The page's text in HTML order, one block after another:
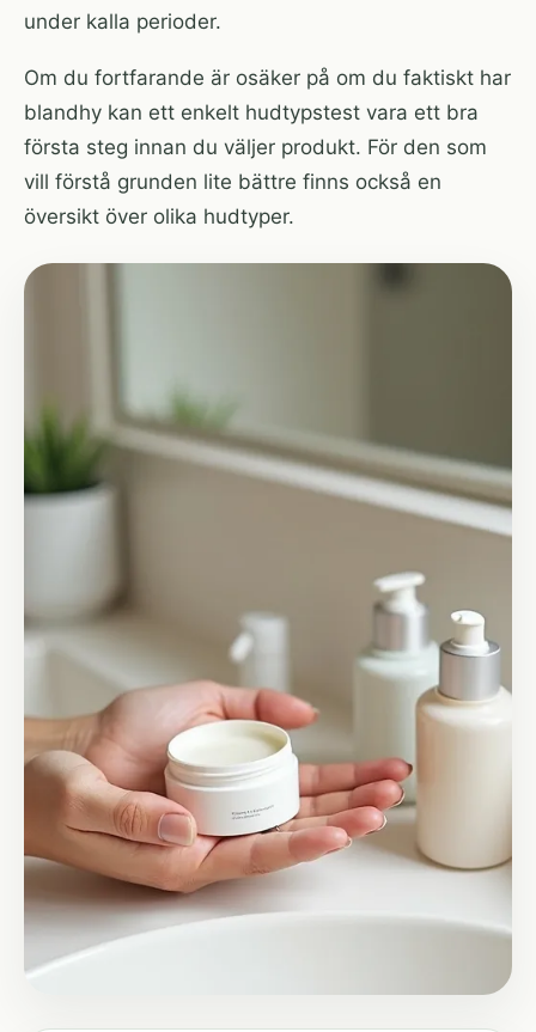
under kalla perioder.
Om du fortfarande är osäker på om du faktiskt har
blandhy kan ett enkelt hudtypstest vara ett bra
första steg innan du väljer produkt. För den som
vill förstå grunden lite bättre finns också en
översikt över olika hudtyper.